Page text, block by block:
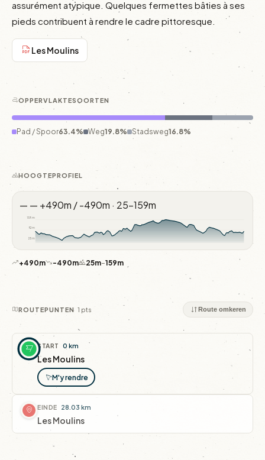
assurément atypique. Quelques fermettes bâties à ses
pieds contribuent à rendre le cadre pittoresque.
Les Moulins
OPPERVLAKTESOORTEN
Pad / Spoor63.4% Weg19.8% Stadsweg16.8%
HOOGTEPROFIEL
— — +490m / -490m · 25–159m
25m
92m
159m
+490m -490m 25m–159m
ROUTEPUNTEN 1 pts Route omkeren
START 0 km
Les Moulins
M'y rendre
EINDE 28.03 km
Les Moulins